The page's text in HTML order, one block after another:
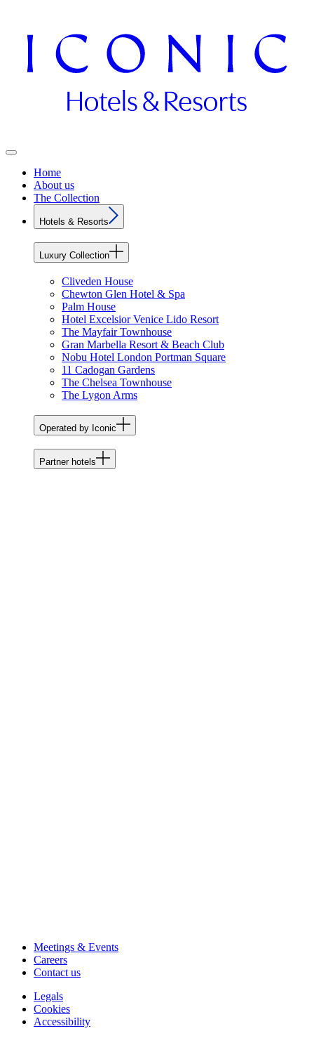
Home
About us
The Collection
Hotels & Resorts
Luxury Collection
Cliveden House
Chewton Glen Hotel & Spa
Palm House
Hotel Excelsior Venice Lido Resort
The Mayfair Townhouse
Gran Marbella Resort & Beach Club
Nobu Hotel London Portman Square
11 Cadogan Gardens
The Chelsea Townhouse
The Lygon Arms
Operated by Iconic
Partner hotels
Meetings & Events
Careers
Contact us
Legals
Cookies
Accessibility